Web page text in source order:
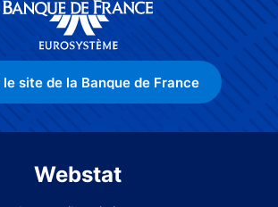
le site de la Banque de France
Webstat